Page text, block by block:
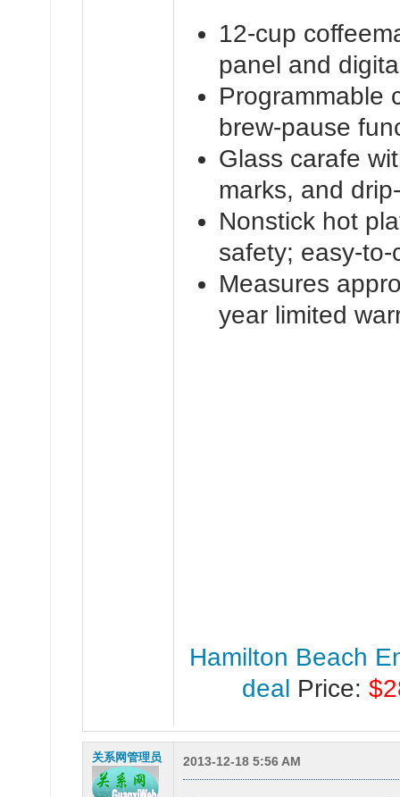
12-cup
panel and
Programmable
brew-pause
Glass carafe
marks, and
Nonstick hot
safety; easy-
Measures
year limited
Hamilton Beach
deal Price:
关系网管理员 2013-12-18 5:56 AM